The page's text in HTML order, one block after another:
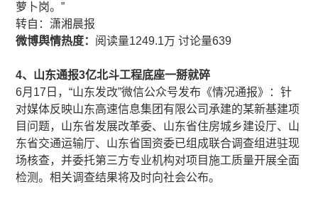
萝卜岗。”
​​转自：潇湘晨报
微博舆情热度： 阅读量1249.1万 讨论量639
4、山东通报3亿北斗工程底座一掰就碎
6月17日，“山东发改”微信公众号发布《情况通报》：针
对媒体反映山东高速信息集团有限公司承建的某新基建项
目问题，山东省发展改革委、山东省住房城乡建设厅、山
东省交通运输厅、山东省国资委已组成联合调查组进驻现
场核查，并委托第三方专业机构对项目施工质量开展全面
检测。相关调查结果将及时向社会公布。